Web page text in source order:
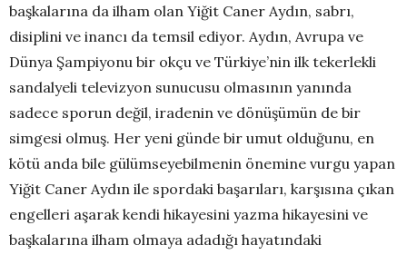
başkalarına da ilham olan Yiğit Caner Aydın, sabrı,
disiplini ve inancı da temsil ediyor. Aydın, Avrupa ve
Dünya Şampiyonu bir okçu ve Türkiye’nin ilk tekerlekli
sandalyeli televizyon sunucusu olmasının yanında
sadece sporun değil, iradenin ve dönüşümün de bir
simgesi olmuş. Her yeni günde bir umut olduğunu, en
kötü anda bile gülümseyebilmenin önemine vurgu yapan
Yiğit Caner Aydın ile spordaki başarıları, karşısına çıkan
engelleri aşarak kendi hikayesini yazma hikayesini ve
başkalarına ilham olmaya adadığı hayatındaki